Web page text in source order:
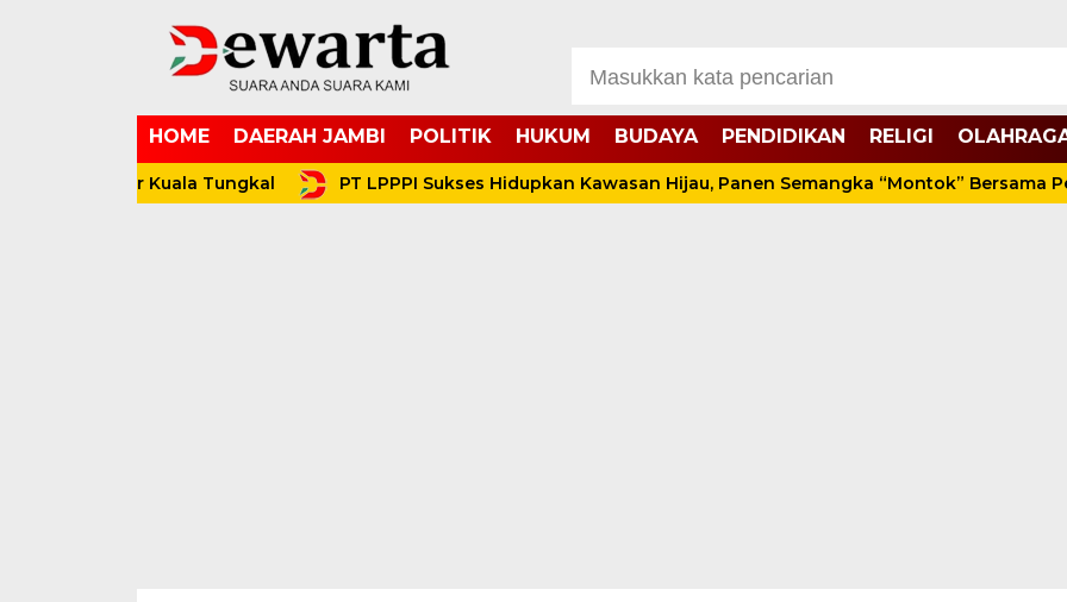
HOME DAERAH JAMBI POLITIK HUKUM BUDAYA PENDIDIKAN RELIGI
Luhur Kuala Tungkal PT LPPPI Sukses Hidupkan Kawasan Hijau, Panen Semangka “Montok” Bersama Petani